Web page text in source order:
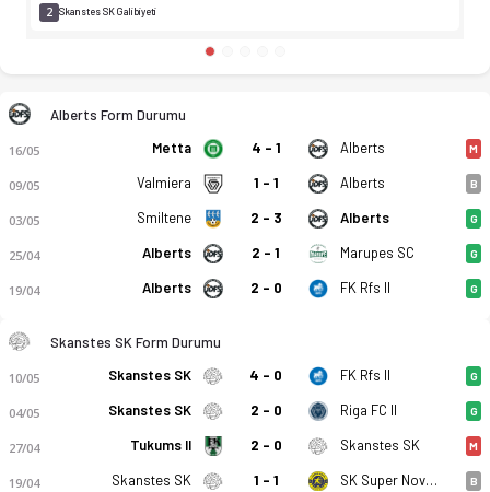
2 Skanstes SK Galibiyeti
Alberts Form Durumu
16/05 Metta 4 - 1 Alberts M
09/05 Valmiera 1 - 1 Alberts B
03/05 Smiltene 2 - 3 Alberts G
25/04 Alberts 2 - 1 Marupes SC G
19/04 Alberts 2 - 0 FK Rfs II G
Skanstes SK Form Durumu
10/05 Skanstes SK 4 - 0 FK Rfs II G
04/05 Skanstes SK 2 - 0 Riga FC II G
27/04 Tukums II 2 - 0 Skanstes SK M
19/04 Skanstes SK 1 - 1 SK Super Nova II B